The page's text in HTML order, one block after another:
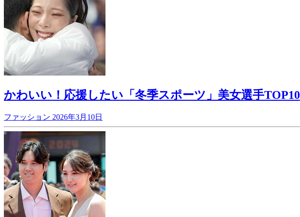
かわいい！応援したい「冬季スポーツ」美女選手TOP10
ファッション 2026年3月10日